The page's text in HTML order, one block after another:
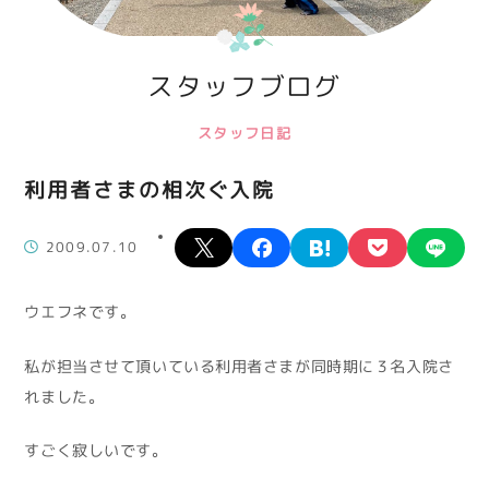
スタッフブログ
スタッフ日記
利用者さまの相次ぐ入院
2009.07.10
X facebookhatena pocket
ウエフネです。
私が担当させて頂いている利用者さまが同時期に３名入院さ
れました。
すごく寂しいです。